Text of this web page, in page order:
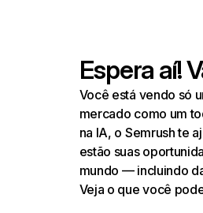
Espera aí!
Você está vendo só
mercado como um
na IA, o Semrush te
estão suas
mundo — incluindo
Veja o que você